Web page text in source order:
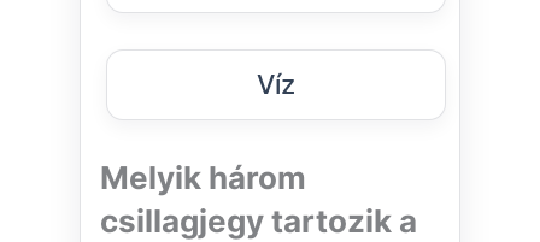
Víz
Melyik három
csillagjegy tartozik a